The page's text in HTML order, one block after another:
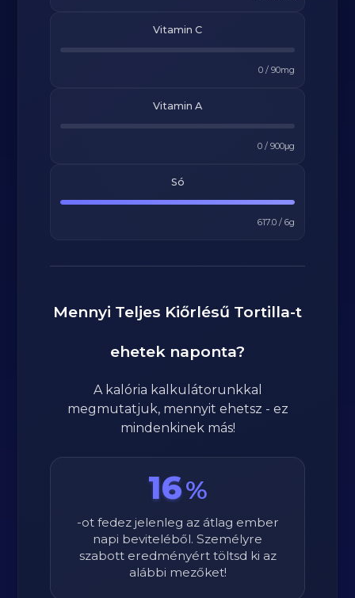
Vitamin C
0/ 90mg
Vitamin A
0/ 900μg
Só
617.0/ 6g
Mennyi Teljes Kiőrlésű Tortilla-t
ehetek naponta?
A kalória kalkulátorunkkal
megmutatjuk, mennyit ehetsz - ez
mindenkinek más!
16%
-ot fedez jelenleg az átlag ember
napi beviteléből. Személyre
szabott eredményért töltsd ki az
alábbi mezőket!